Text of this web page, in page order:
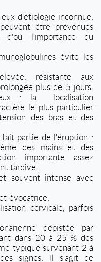
d'étiologie inconnue.
être prévenues
l'importance du
évite les
résistante aux
plus de 5 jours.
: la
localisation
le plus particulier
des bras et des
partie de l'éruption :
des mains et des
importante assez
tardive.
souvent intense avec
évocatrice.
cervicale, parfois
dépistée par
dans 20 à 25 % des
typique survenant 2 à
signes. Il s'agit de